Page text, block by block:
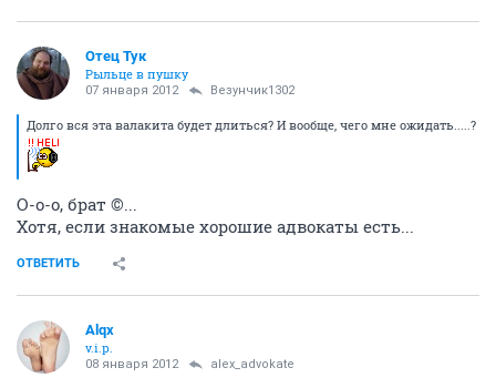
Отец Тук
Рыльце в пушку
07 января 2012 Везунчик1302
Долго вся эта валакита будет длиться? И вообще, чего мне ожидать.....?
О-о-о, брат ©...
Хотя, если знакомые хорошие адвокаты есть...
ОТВЕТИТЬ
Alqx
v.i.p.
08 января 2012 alex_advokate